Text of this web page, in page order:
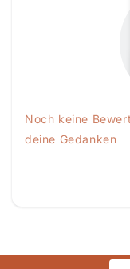
Noch keine
deine Gedanken